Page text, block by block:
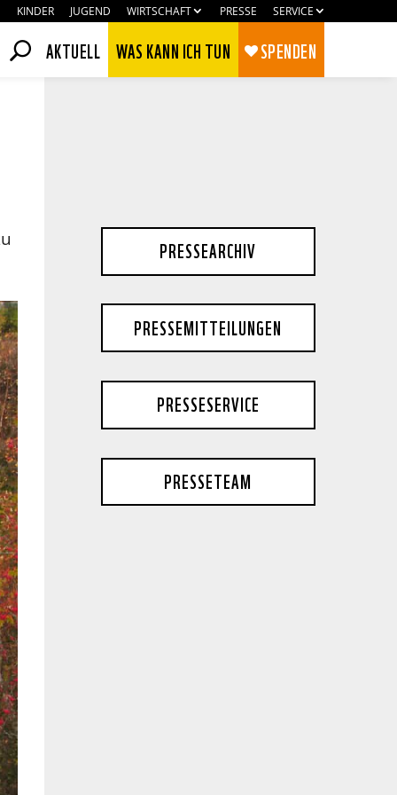
KINDER JUGEND WIRTSCHAFT PRESSE SERVICE
AKTUELL WAS KANN ICH TUN SPENDEN
PRESSEARCHIV
PRESSEMITTEILUNGEN
PRESSESERVICE
PRESSETEAM